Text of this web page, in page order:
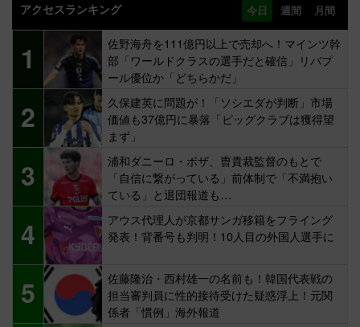
アクセスランキング 今日 週間 月間
1
佐野海舟を111億円以上で売却へ！マインツ幹
部「ワールドクラスの選手だと確信」リバプ
ール優位か「どちらかだ」
2
久保建英に問題が！「ソシエダが判断」市場
価値も37億円に暴落「ビッグクラブは獲得望
まず」
3
浦和ダニーロ・ボザ、曺貴裁監督のもとで
「自信に繋がっている」前体制で「不満抱い
ている」と退団報道も…
4
アウス代理人が京都サンガ移籍をフライング
発表！背番号も判明！10人目の外国人選手に
5
佐藤隆治・西村雄一の名前も！韓国代表戦の
担当審判員に性的接待受けた疑惑浮上！元関
係者「慣例」海外報道